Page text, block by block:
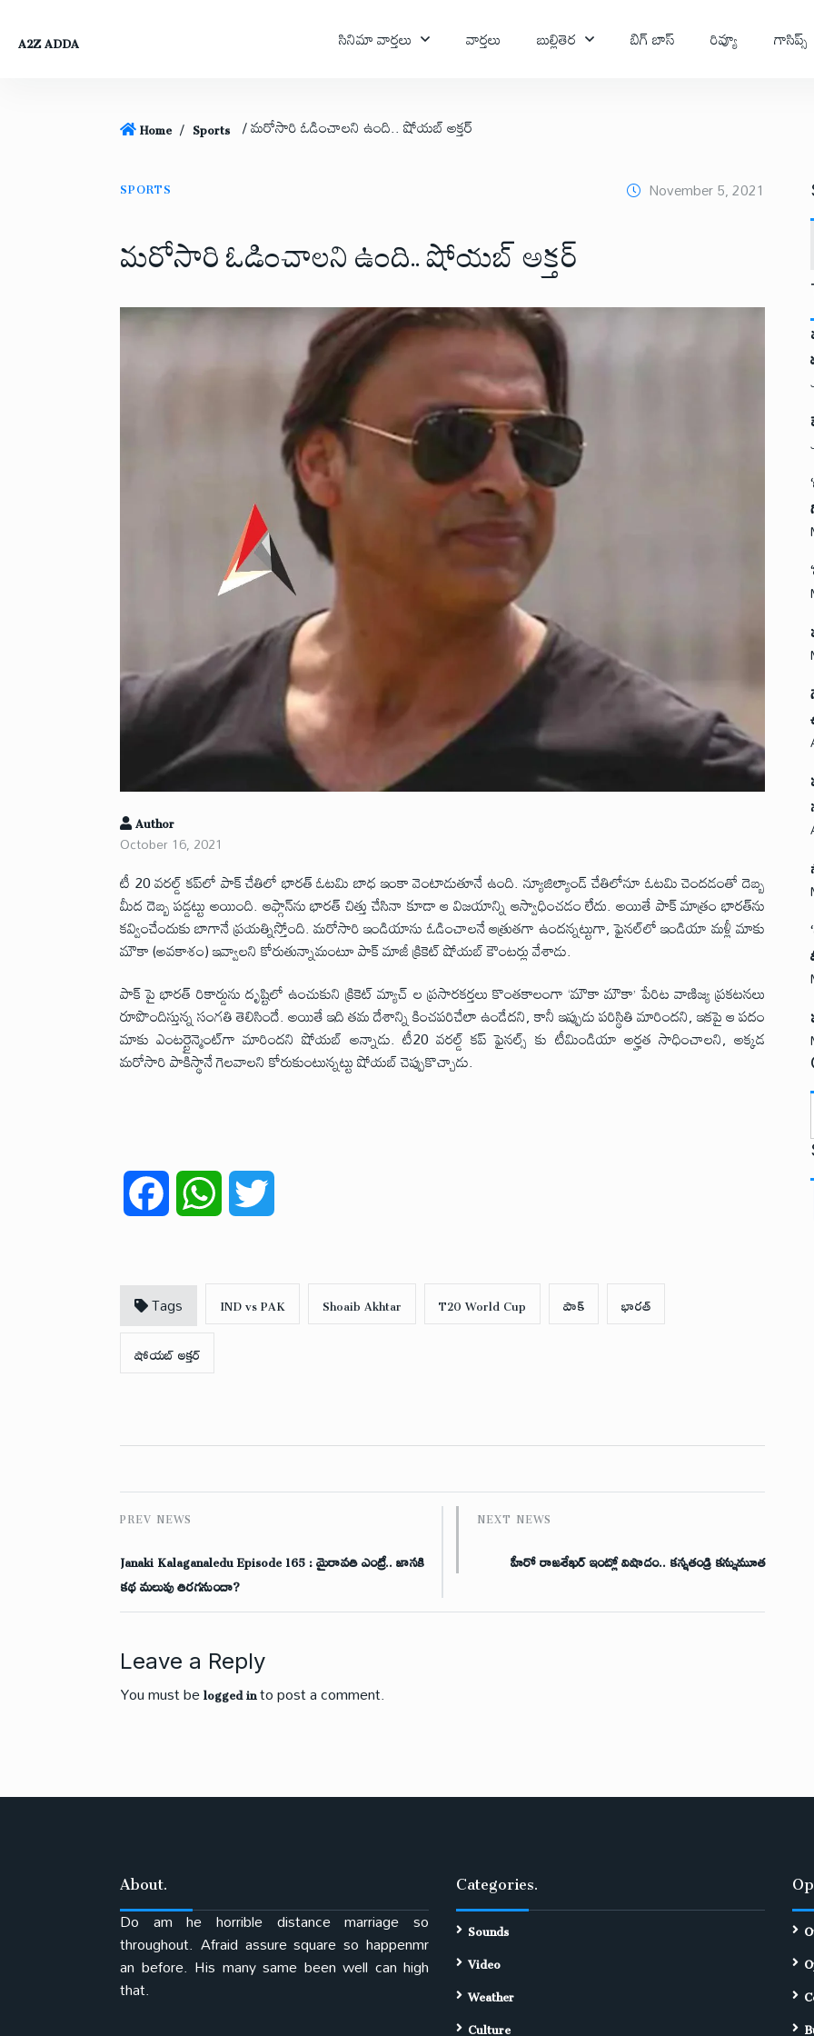
A2Z ADDA సినిమా వార్తలు వార్తలు బుల్లితెర బిగ్ బాస్ రివ్యూ గాసిప్స్
Home / Sports / మరోసారి ఓడించాలని ఉంది.. షోయబ్ అక్తర్
SPORTS November 5, 2021
మరోసారి ఓడించాలని ఉంది.. షోయబ్ అక్తర్
Author
October 16, 2021
టీ 20 వరల్డ్ కప్‌లో పాక్ చేతిలో భారత్ ఓటమి బాధ ఇంకా వెంటాడుతూనే ఉంది. న్యూజిల్యాండ్ చేతిలోనూ ఓటమి చెందడంతో దెబ్బ
మీద దెబ్బ పడ్డట్టు అయింది. ఆఫ్గాన్‌ను భారత్ చిత్తు చేసినా కూడా ఆ విజయాన్ని ఆస్వాధించడం లేదు. అయితే పాక్ మాత్రం భారత్‌ను
కవ్వించేందుకు బాగానే ప్రయత్నిస్తోంది. మరోసారి ఇండియాను ఓడించాలనే ఆత్రుతగా ఉందన్నట్టుగా, ఫైనల్‌లో ఇండియా మళ్లీ మాకు
మౌకా (అవకాశం) ఇవ్వాలని కోరుతున్నామంటూ పాక్ మాజీ క్రికెట్ షోయబ్ కౌంటర్లు వేశాడు.
పాక్ పై భారత్ రికార్డును దృష్టిలో ఉంచుకుని క్రికెట్ మ్యాచ్ ల ప్రసారకర్తలు కొంతకాలంగా ‘మౌకా మౌకా’ పేరిట వాణిజ్య ప్రకటనలు
రూపొందిస్తున్న సంగతి తెలిసిందే. అయితే ఇది తమ దేశాన్ని కించపరిచేలా ఉండేదని, కానీ ఇప్పుడు పరిస్థితి మారిందని, ఇకపై ఆ పదం
మాకు ఎంటర్టైన్మెంట్‌గా మారిందని షోయబ్ అన్నాడు. టీ20 వరల్డ్ కప్ ఫైనల్స్ కు టీమిండియా అర్హత సాధించాలని, అక్కడ
మరోసారి పాకిస్థానే గెలవాలని కోరుకుంటున్నట్టు షోయబ్ చెప్పుకొచ్చాడు.
c
e
b
k
a
t
i
t
Tags IND vs PAK Shoaib Akhtar T20 World Cup పాక్
భారత్
షోయబ్ అక్తర్
PREV NEWS
Janaki Kalaganaledu Episode 165 : మైరావతి ఎంట్రీ.. జానకి
కథ మలుపు తిరగనుందా?
NEXT NEWS
హీరో రాజశేఖర్ ఇంట్లో విషాదం.. కన్నతండ్రి కన్నుమూత
Leave a Reply
You must belogged into post a comment.
About.
Do am he horrible distance marriage so
throughout. Afraid assure square so happenmr
an before. His many same been well can high
that.
Categories.
Sounds
Video
Weather
Culture